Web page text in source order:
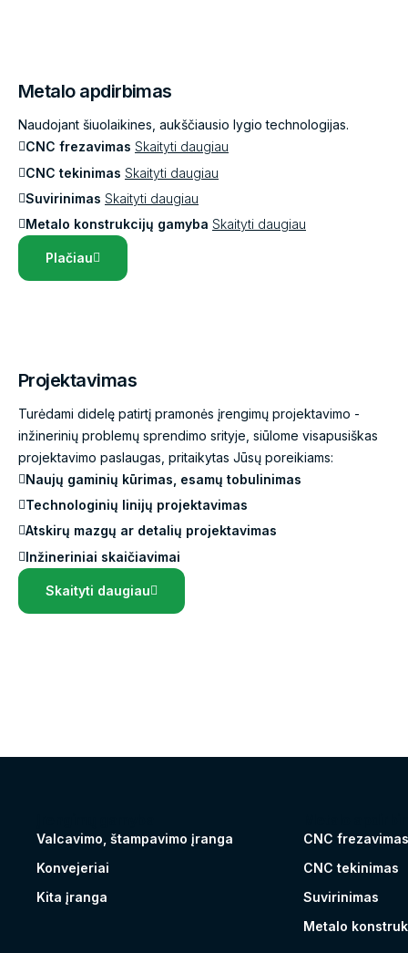
Metalo apdirbimas
Naudojant šiuolaikines, aukščiausio lygio technologijas.
CNC frezavimas Skaityti daugiau
CNC tekinimas Skaityti daugiau
Suvirinimas Skaityti daugiau
Metalo konstrukcijų gamyba Skaityti daugiau
Plačiau
Projektavimas
Turėdami didelę patirtį pramonės įrengimų projektavimo -
inžinerinių problemų sprendimo srityje, siūlome visapusiškas
projektavimo paslaugas, pritaikytas Jūsų poreikiams:
Naujų gaminių kūrimas, esamų tobulinimas
Technologinių linijų projektavimas
Atskirų mazgų ar detalių projektavimas
Inžineriniai skaičiavimai
Skaityti daugiau
Valcavimo, štampavimo įranga
Konvejeriai
Kita įranga
CNC frezavimas
CNC tekinimas
Suvirinimas
Metalo